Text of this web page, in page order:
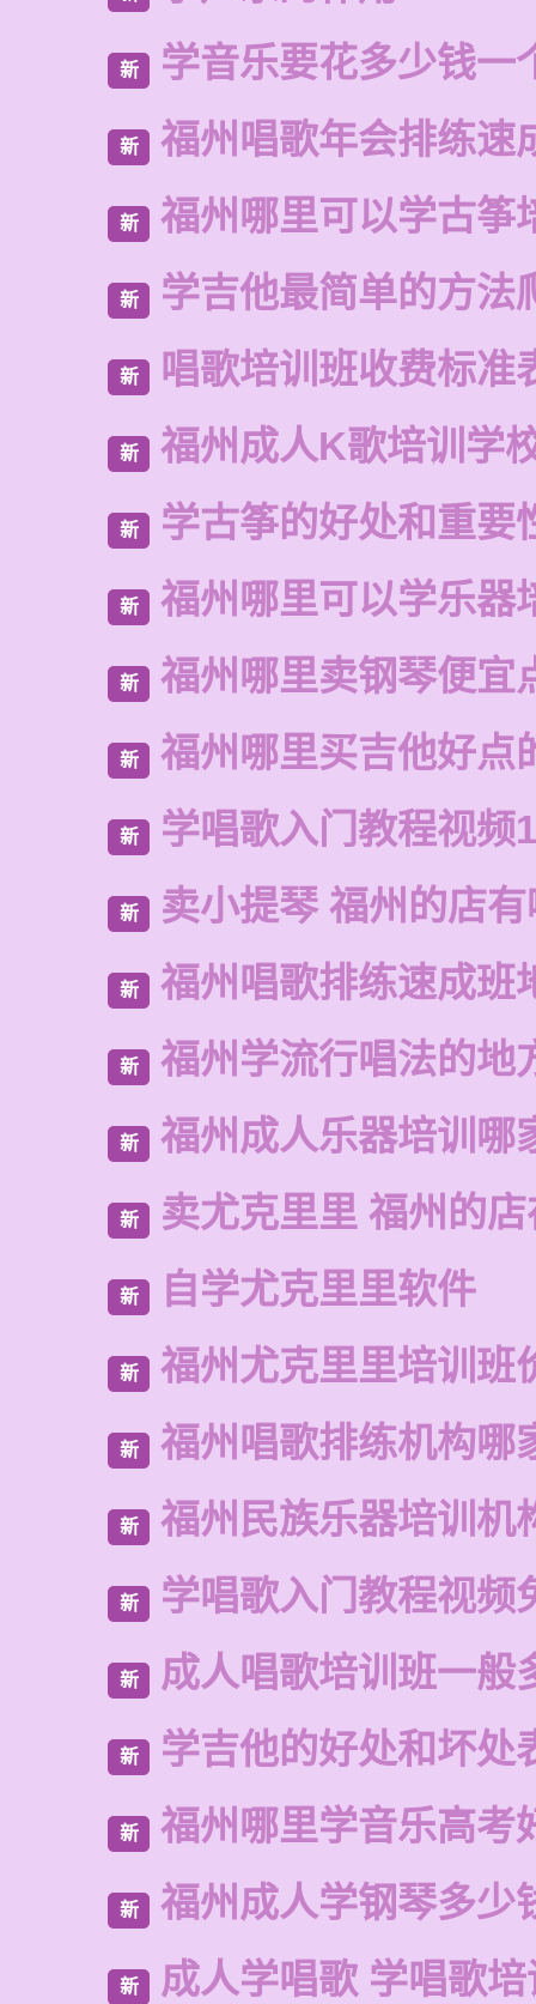
新 学音乐要花多少钱一
新 福州唱歌年会排练速
新 福州哪里可以学古筝
新 学吉他最简单的方法
新 唱歌培训班收费标准
新 福州成人K歌培训学
新 学古筝的好处和重要
新 福州哪里可以学乐器
新 福州哪里卖钢琴便宜
新 福州哪里买吉他好点
新 学唱歌入门教程视频
新 卖小提琴 福州的店
新 福州唱歌排练速成班
新 福州学流行唱法的地
新 福州成人乐器培训哪
新 卖尤克里里 福州的
新 自学尤克里里软件
新 福州尤克里里培训班
新 福州唱歌排练机构哪
新 福州民族乐器培训机
新 学唱歌入门教程视频
新 成人唱歌培训班一般
新 学吉他的好处和坏处
新 福州哪里学音乐高考
新 福州成人学钢琴多少
新 成人学唱歌 学唱歌